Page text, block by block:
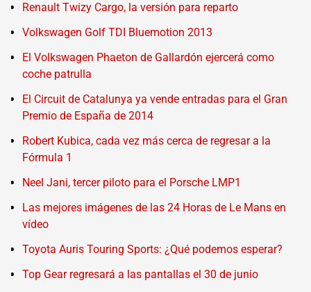
Renault Twizy Cargo, la versión para reparto
Volkswagen Golf TDI Bluemotion 2013
El Volkswagen Phaeton de Gallardón ejercerá como
coche patrulla
El Circuit de Catalunya ya vende entradas para el Gran
Premio de España de 2014
Robert Kubica, cada vez más cerca de regresar a la
Fórmula 1
Neel Jani, tercer piloto para el Porsche LMP1
Las mejores imágenes de las 24 Horas de Le Mans en
vídeo
Toyota Auris Touring Sports: ¿Qué podemos esperar?
Top Gear regresará a las pantallas el 30 de junio